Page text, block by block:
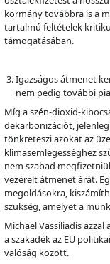
kormány továbbra is a
tartalmú feltételek
támogatásában.
Igazságos átmenet
nem pedig további
Míg a szén-dioxid-
dekarbonizációt,
tönkreteszi azokat az
klímasemlegességhez
nem szabad
vezérelt átmenet árát.
megoldásokra,
szükség, amelyet a
Michael Vassiliadis
a szakadék az EU
valóság között.